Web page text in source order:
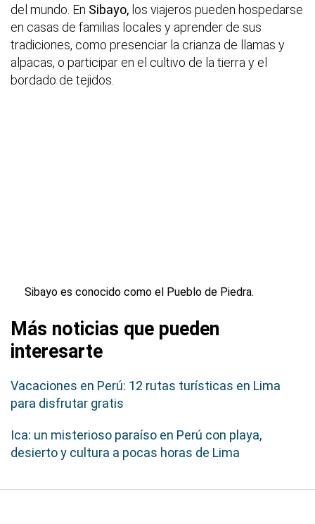
del mundo. En Sibayo, los viajeros pueden hospedarse
en casas de familias locales y aprender de sus
tradiciones, como presenciar la crianza de llamas y
alpacas, o participar en el cultivo de la tierra y el
bordado de tejidos.
Sibayo es conocido como el Pueblo de Piedra.
Más noticias que pueden
interesarte
Vacaciones en Perú: 12 rutas turísticas en Lima
para disfrutar gratis
Ica: un misterioso paraíso en Perú con playa,
desierto y cultura a pocas horas de Lima